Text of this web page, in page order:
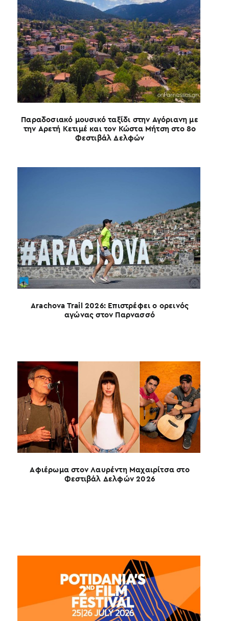
Παραδοσιακό μουσικό ταξίδι στην Αγόριανη με
την Αρετή Κετιμέ και τον Κώστα Μήτση στο 8ο
Φεστιβάλ Δελφών
Arachova Trail 2026: Επιστρέφει ο ορεινός
αγώνας στον Παρνασσό
Αφιέρωμα στον Λαυρέντη Μαχαιρίτσα στο
Φεστιβάλ Δελφών 2026